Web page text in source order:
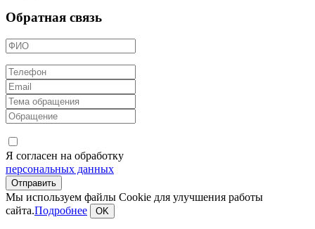
Обратная связь
Я согласен на обработку
персональных данных
Мы используем файлы Cookie для улучшения работы
сайта.Подробнее OK